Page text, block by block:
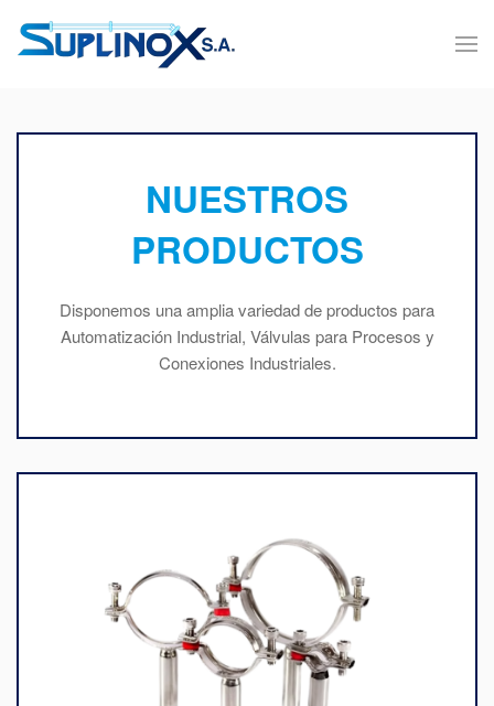
NUESTROS
PRODUCTOS
Disponemos una amplia variedad de productos para
Automatización Industrial, Válvulas para Procesos y
Conexiones Industriales.